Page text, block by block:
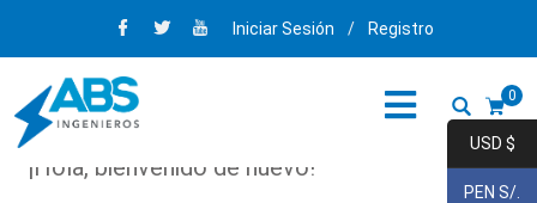
Iniciar Sesión / Registro
0
¡Hola, bienvenido de nuevo!
USD $
PEN S/.